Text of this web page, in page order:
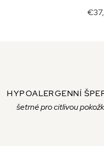
HYPOALERGENNÍ
šetrné pro citlivou